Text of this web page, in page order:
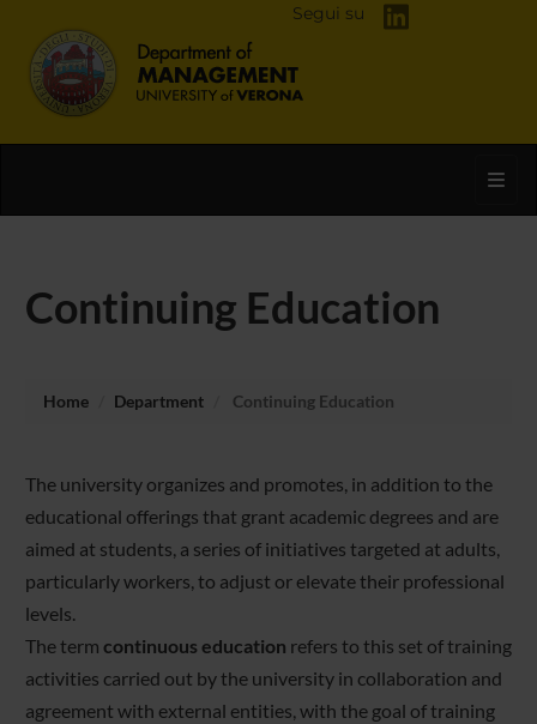
Segui su
Continuing Education
Home Department Continuing Education
The university organizes and promotes, in addition to the
educational offerings that grant academic degrees and are
aimed at students, a series of initiatives targeted at adults,
particularly workers, to adjust or elevate their professional
levels.
The term continuous education refers to this set of training
activities carried out by the university in collaboration and
agreement with external entities, with the goal of training